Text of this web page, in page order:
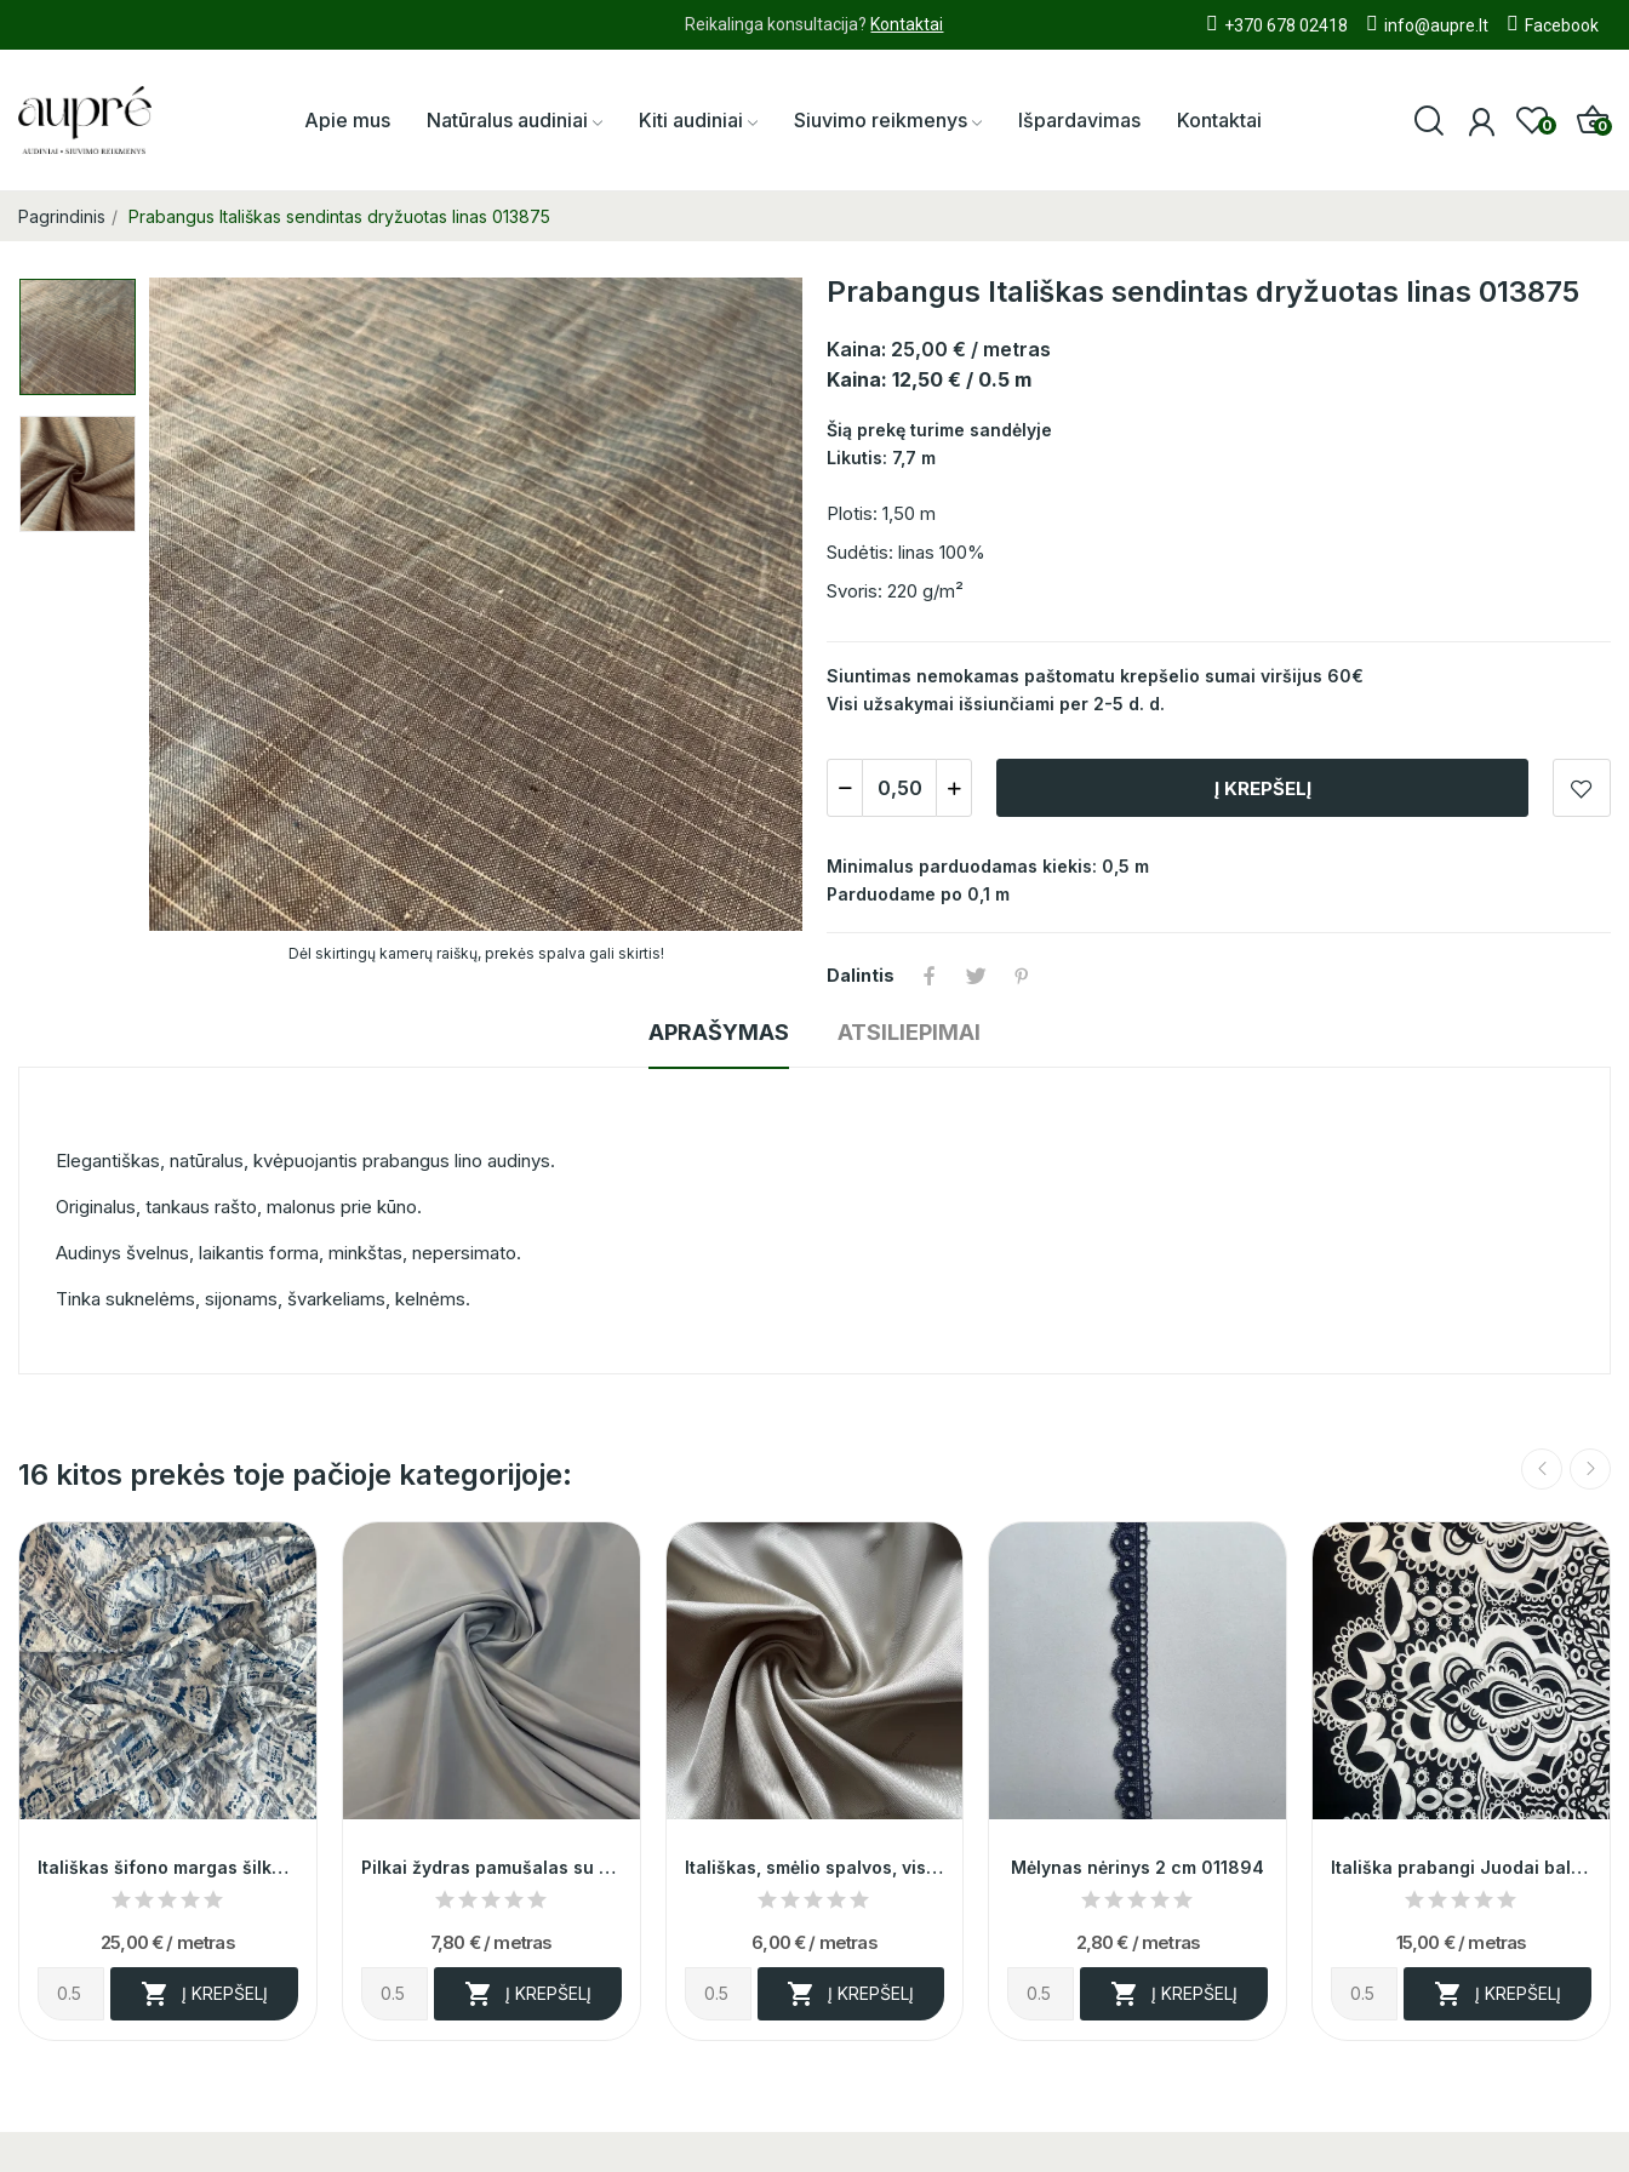
Reikalinga konsultacija? Kontaktai +370 678 02418 info@aupre.lt Facebook
Apie mus Natūralus audiniai Kiti audiniai Siuvimo reikmenys Išpardavimas Kontaktai 0 0
Pagrindinis Prabangus Itališkas sendintas dryžuotas linas 013875
Dėl skirtingų kamerų raiškų, prekės spalva gali skirtis!
Prabangus Itališkas sendintas dryžuotas linas 013875
Kaina: 25,00 € / metras
Kaina: 12,50 € / 0.5 m
Šią prekę turime sandėlyje
Likutis: 7,7 m
Plotis: 1,50 m
Sudėtis: linas 100%
Svoris: 220 g/m²
Siuntimas nemokamas paštomatu krepšelio sumai viršijus 60€
Visi užsakymai išsiunčiami per 2-5 d. d.
Į KREPŠELĮ
Minimalus parduodamas kiekis: 0,5 m
Parduodame po 0,1 m
Dalintis
APRAŠYMAS ATSILIEPIMAI
Elegantiškas, natūralus, kvėpuojantis prabangus lino audinys.
Originalus, tankaus rašto, malonus prie kūno.
Audinys švelnus, laikantis forma, minkštas, nepersimato.
Tinka suknelėms, sijonams, švarkeliams, kelnėms.
16 kitos prekės toje pačioje kategorijoje:
Itališkas šifono margas šilkas 012366
25,00 €/ metras
 Į KREPŠELĮ
Pilkai žydras pamušalas su elastanu 009547
7,80 € / metras
 Į KREPŠELĮ
Itališkas, smėlio spalvos, viskozinis pamušalas...
6,00 €/ metras
 Į KREPŠELĮ
Mėlynas nėrinys 2 cm 011894
2,80 € / metras
 Į KREPŠELĮ
Itališka prabangi Juodai balta medvilnė
15,00 € / metras
 Į KREPŠELĮ